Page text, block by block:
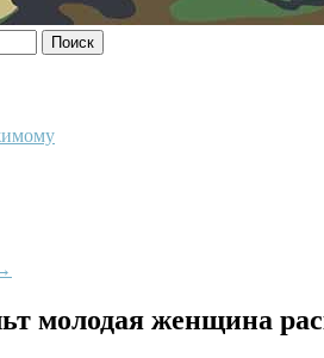
молодая женщина